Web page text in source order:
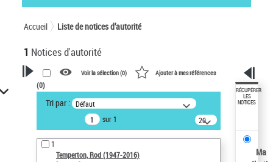
Accueil Liste de notices d’autorité
1 Notices d'autorité
VOTRE RECHERCHE
Recherche avancée dans les
notices d’autorité
Œuvres liées à l'auteur :
Temperton, Rod (1947-2016)
Voir la sélection (0) Ajouter à mes références
(0)
Tri par : Défaut
sur 1
20
résultats/page
1
Temperton, Rod (1947-2016)
RÉCUPÉRER
LES
NOTICES
Ma